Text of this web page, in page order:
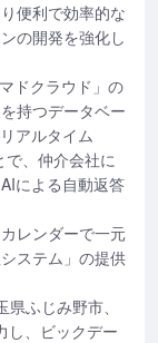
便利で効率的な
の開発を強化し
ドクラウド」の
持つデータベー
アルタイム
で、仲介会社に
による自動返答
レンダーで一元
ステム」の提供
ふじみ野市、
し、ビックデー